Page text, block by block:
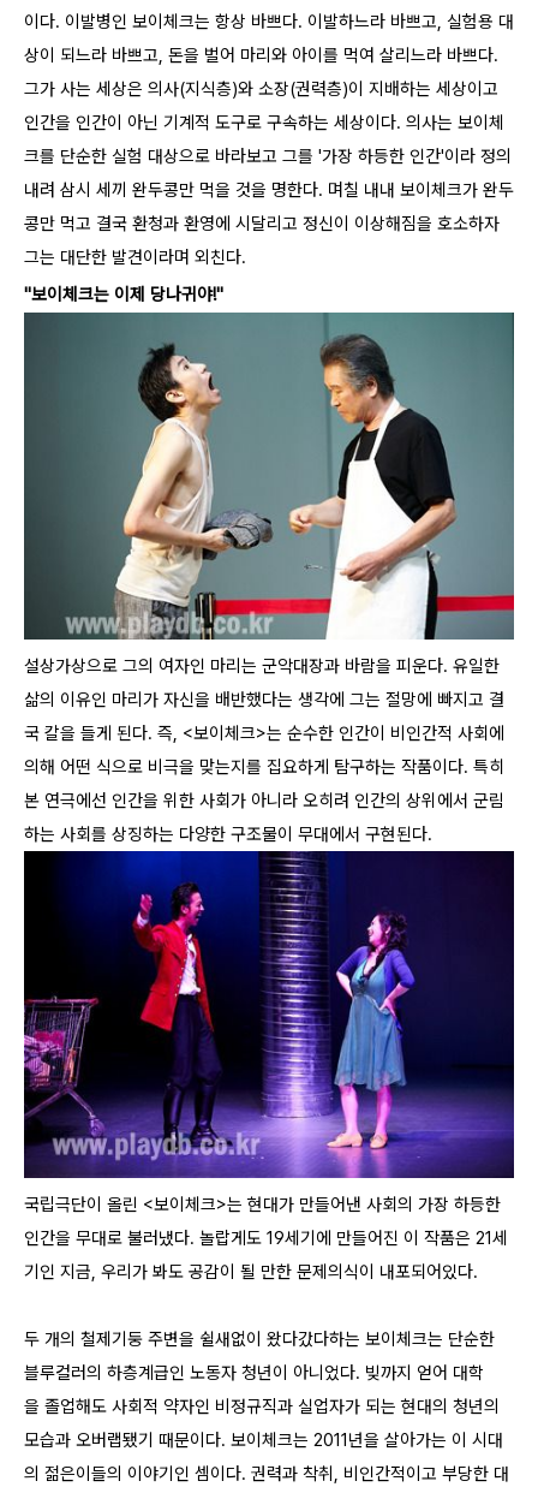
이다. 이발병인 보이체크는 항상 바쁘다. 이발하느라 바쁘고, 실험용 대
상이 되느라 바쁘고, 돈을 벌어 마리와 아이를 먹여 살리느라 바쁘다.
그가 사는 세상은 의사(지식층)와 소장(권력층)이 지배하는 세상이고
인간을 인간이 아닌 기계적 도구로 구속하는 세상이다. 의사는 보이체
크를 단순한 실험 대상으로 바라보고 그를 '가장 하등한 인간'이라 정의
내려 삼시 세끼 완두콩만 먹을 것을 명한다. 며칠 내내 보이체크가 완두
콩만 먹고 결국 환청과 환영에 시달리고 정신이 이상해짐을 호소하자
그는 대단한 발견이라며 외친다.
"보이체크는 이제 당나귀야!"
설상가상으로 그의 여자인 마리는 군악대장과 바람을 피운다. 유일한
삶의 이유인 마리가 자신을 배반했다는 생각에 그는 절망에 빠지고 결
국 칼을 들게 된다. 즉, <보이체크>는 순수한 인간이 비인간적 사회에
의해 어떤 식으로 비극을 맞는지를 집요하게 탐구하는 작품이다. 특히
본 연극에선 인간을 위한 사회가 아니라 오히려 인간의 상위에서 군림
하는 사회를 상징하는 다양한 구조물이 무대에서 구현된다.
국립극단이 올린 <보이체크>는 현대가 만들어낸 사회의 가장 하등한
인간을 무대로 불러냈다. 놀랍게도 19세기에 만들어진 이 작품은 21세
기인 지금, 우리가 봐도 공감이 될 만한 문제의식이 내포되어있다.
두 개의 철제기둥 주변을 쉴새없이 왔다갔다하는 보이체크는 단순한
블루컬러의 하층계급인 노동자 청년이 아니었다. 빚까지 얻어 대학
을 졸업해도 사회적 약자인 비정규직과 실업자가 되는 현대의 청년의
모습과 오버랩됐기 때문이다. 보이체크는 2011년을 살아가는 이 시대
의 젊은이들의 이야기인 셈이다. 권력과 착취, 비인간적이고 부당한 대